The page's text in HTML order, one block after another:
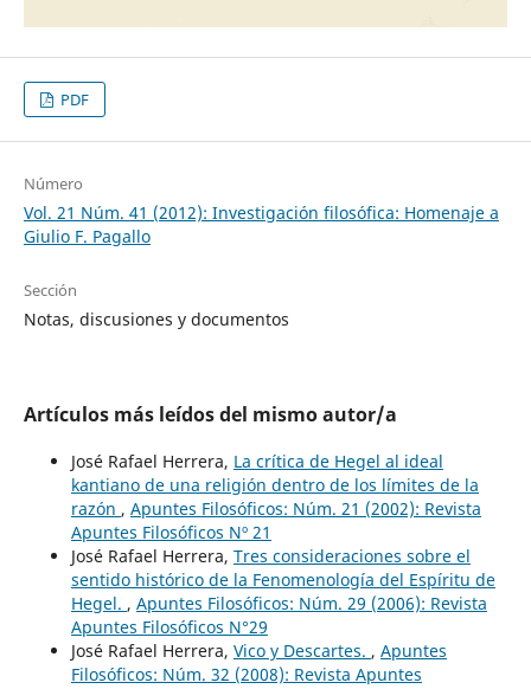
PDF
Número
Vol. 21 Núm. 41 (2012): Investigación filosófica: Homenaje a
Giulio F. Pagallo
Sección
Notas, discusiones y documentos
Artículos más leídos del mismo autor/a
José Rafael Herrera, La crítica de Hegel al ideal
kantiano de una religión dentro de los límites de la
razón , Apuntes Filosóficos: Núm. 21 (2002): Revista
Apuntes Filosóficos Nº 21
José Rafael Herrera, Tres consideraciones sobre el
sentido histórico de la Fenomenología del Espíritu de
Hegel. , Apuntes Filosóficos: Núm. 29 (2006): Revista
Apuntes Filosóficos N°29
José Rafael Herrera, Vico y Descartes. , Apuntes
Filosóficos: Núm. 32 (2008): Revista Apuntes